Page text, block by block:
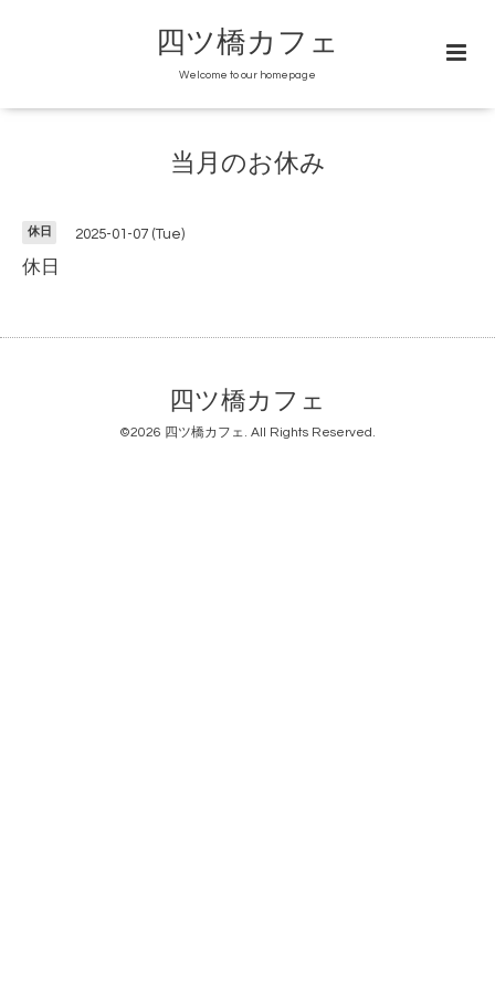
四ツ橋カフェ
Welcome to our homepage
当月のお休み
休日 2025-01-07 (Tue)
休日
四ツ橋カフェ
©2026 四ツ橋カフェ. All Rights Reserved.